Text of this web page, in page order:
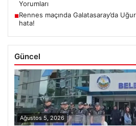
Yorumları
■Rennes maçında Galatasaray’da
hata!
Güncel
Ağustos 5, 2026